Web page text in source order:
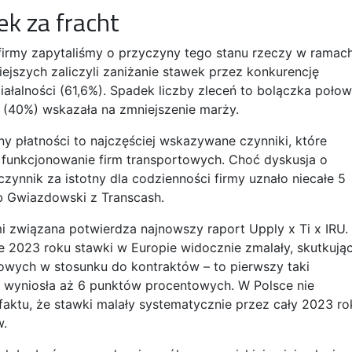
za fracht
zapytaliśmy o przyczyny tego stanu rzeczy w
zaliczyli zaniżanie stawek przez konkurencję
(61,6%). Spadek liczby zleceń to bolączka
wskazała na zmniejszenie marży.
płatności to najczęściej wskazywane czynniki, które
firm transportowych. Choć dyskusja o
za istotny dla codzienności firmy uznało niecałe 5
z Transcash.
potwierdza najnowszy raport Upply x Ti x IRU.
roku stawki w Europie widocznie zmalały,
w stosunku do kontraktów – to pierwszy taki
aż 6 punktów procentowych. W Polsce nie
że stawki malały systematycznie przez cały 2023